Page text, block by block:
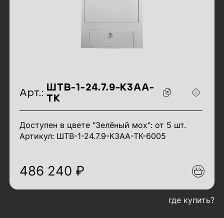
идентификаторы товара
Арт.:
ШТВ-1-24.7.9-К3АА-
ТК
Доступен в цвете "Зелёный мох": от 5 шт.
Артикул: ШТВ-1-24.7.9-К3АА-ТК-6005
486 240 ₽
где купить?